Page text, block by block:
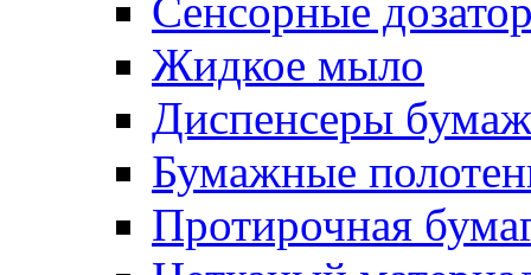
Сенсорные
Жидкое мыло
Диспенсеры
Бумажные
Протирочная